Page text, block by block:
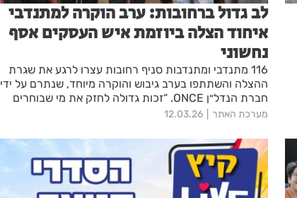
לב גדול ברחובות: ערב הוקרה למתנדבי
איחוד הצלה ביוזמת איש העסקים אסף
נחשוני
116 מתנדבי ומתנדבות סניף רחובות עצרו לרגע את שגרת
ההצלה והשתתפו בערב גיבוש והוקרה מיוחד, שנתרם על ידי
חברת הנדל״ן ONCE. “זכות גדולה לחזק את מי שבוחרים
להציל חיים בהתנדבות מלאה”.
מערכת האתר 12.03.26